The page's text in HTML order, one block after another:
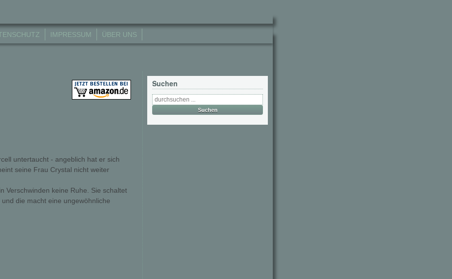
IMPRESSUM ÜBER UNS
untertaucht - angeblich hat er sich
seine Frau Crystal nicht weiter
Verschwinden keine Ruhe. Sie schaltet
die macht eine ungewöhnliche
Suchen